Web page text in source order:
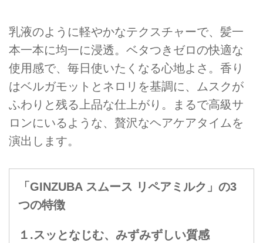
乳液のように軽やかなテクスチャーで、髪一
本一本に均一に浸透。ベタつきゼロの快適な
使用感で、毎日使いたくなる心地よさ。香り
はベルガモットとネロリを基調に、ムスクが
ふわりと残る上品な仕上がり。まるで高級サ
ロンにいるような、贅沢なヘアケアタイムを
演出します。
「GINZUBA スムース リペアミルク」の3
つの特徴
１.スッとなじむ、みずみずしい質感